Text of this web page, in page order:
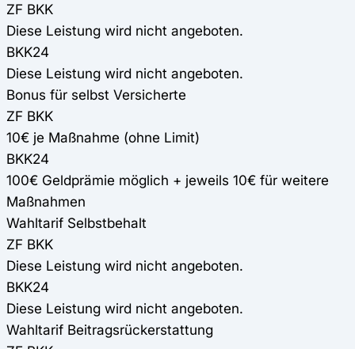
ZF BKK
Diese Leistung wird nicht angeboten.
BKK24
Diese Leistung wird nicht angeboten.
Bonus für selbst Versicherte
ZF BKK
10€ je Maßnahme (ohne Limit)
BKK24
100€ Geldprämie möglich + jeweils 10€ für weitere
Maßnahmen
Wahltarif Selbstbehalt
ZF BKK
Diese Leistung wird nicht angeboten.
BKK24
Diese Leistung wird nicht angeboten.
Wahltarif Beitragsrückerstattung